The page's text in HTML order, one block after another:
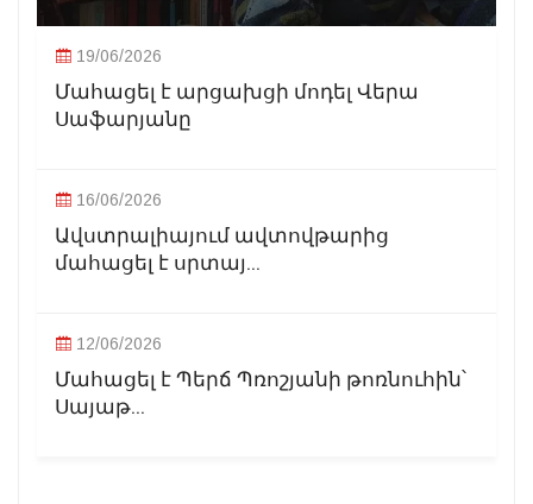
19/06/2026
Մահացել է արցախցի մոդել Վերա
Սաֆարյանը
16/06/2026
Ավստրալիայում ավտովթարից
մահացել է սրտայ...
12/06/2026
Մահացել է Պերճ Պռոշյանի թոռնուհին՝
Սայաթ...